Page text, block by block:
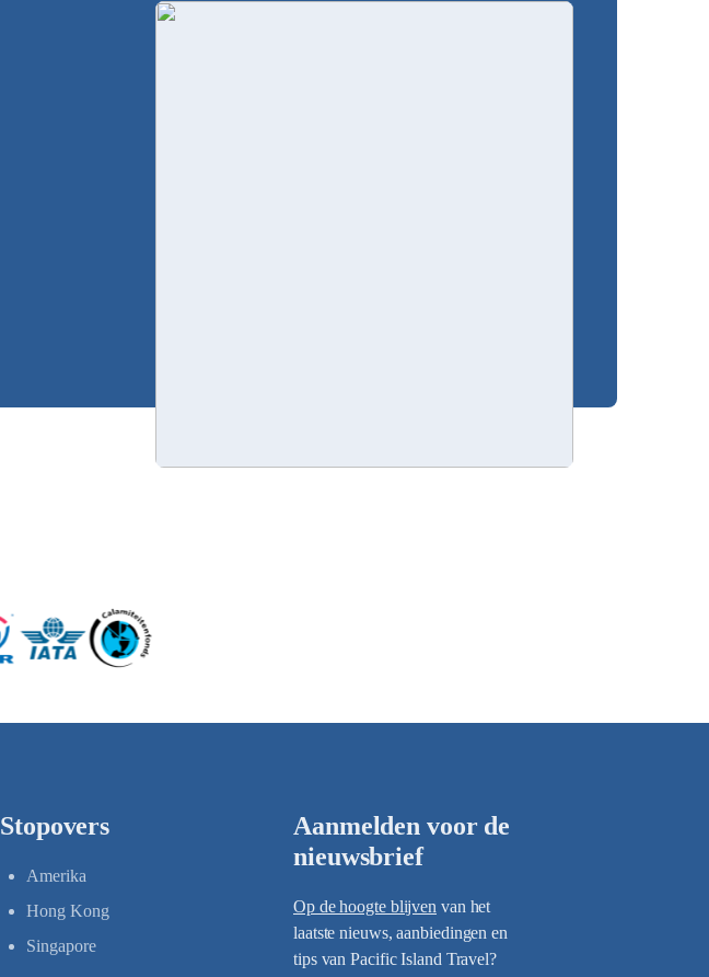
Stopovers
Amerika
Hong Kong
Singapore
Aanmelden voor de
nieuwsbrief
Op de hoogte blijven van het
laatste nieuws, aanbiedingen en
tips van Pacific Island Travel?